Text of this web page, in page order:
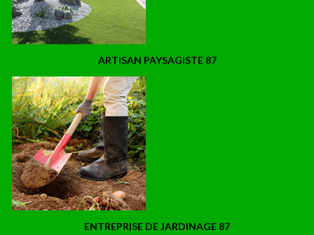
ARTISAN PAYSAGISTE 87
ENTREPRISE DE JARDINAGE 87